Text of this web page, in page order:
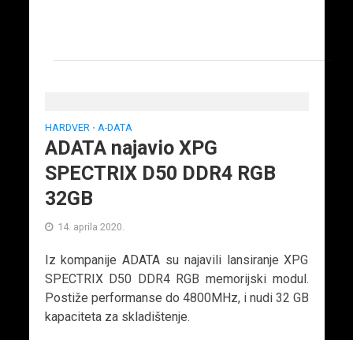
HARDVER • A-DATA
ADATA najavio XPG
SPECTRIX D50 DDR4 RGB
32GB
14. aprila 2020.
Iz kompanije ADATA su najavili lansiranje XPG
SPECTRIX D50 DDR4 RGB memorijski modul.
Postiže performanse do 4800MHz, i nudi 32 GB
kapaciteta za skladištenje.